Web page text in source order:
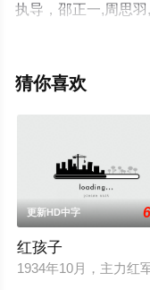
执导，邵正一,周思
惠,刘頔,李昕廷,,王
张宏威,叶福生,何熙
影网，更多剧情信
猜你喜欢
更新HD中字
红孩子
1934年10月，主力红